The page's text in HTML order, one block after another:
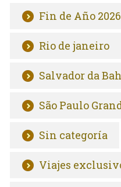
Fin de Año
Rio de janeiro
Salvador da
São Paulo
Sin categoría
Viajes